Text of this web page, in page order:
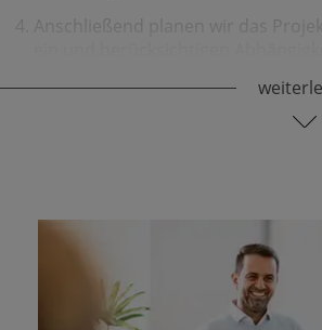
In der nachfolgenden
die Prozesse, testen, schulen
alles gesetzeskonform ist.
Nach Abschluss des Projekts
weiterhin zur Verfü­gung für
Übertragung des Erfolgs auf